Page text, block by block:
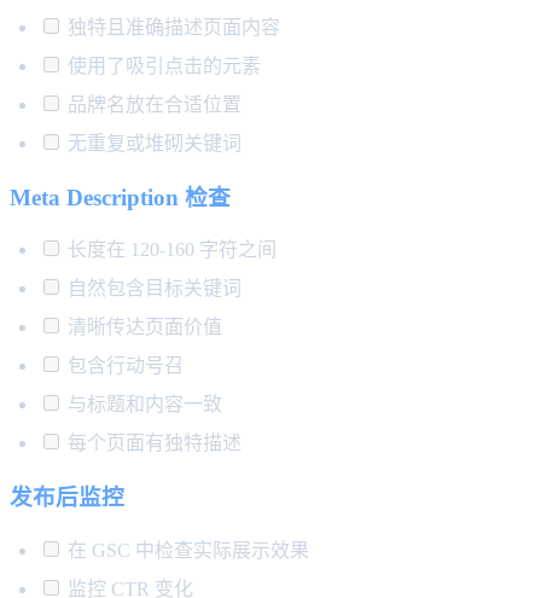
独特且准确描述页面内容
使用了吸引点击的元素
品牌名放在合适位置
无重复或堆砌关键词
Meta Description 检查
长度在 120-160 字符之间
自然包含目标关键词
清晰传达页面价值
包含行动号召
与标题和内容一致
每个页面有独特描述
发布后监控
在 GSC 中检查实际展示效果
监控 CTR 变化